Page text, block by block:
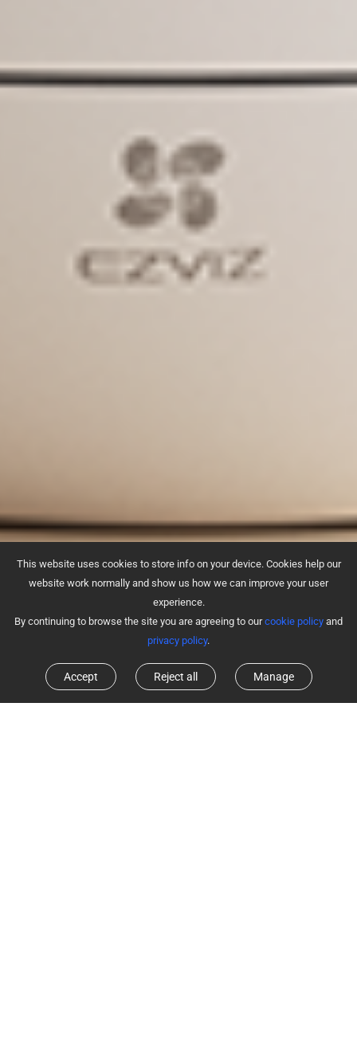
This website uses cookies to store info on your device. Cookies help our
website work normally and show us how we can improve your user
experience.
By continuing to browse the site you are agreeing to ourcookie policy and
privacy policy.
Manage
Reject all
Accept